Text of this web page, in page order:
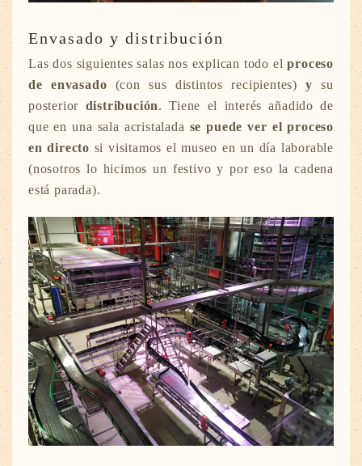
Envasado y distribución
Las dos siguientes salas nos explican todo el proceso
de envasado (con sus distintos recipientes)y su
posterior distribución. Tiene el interés añadido de
que en una sala acristalada se puede ver el proceso
en directo si visitamos el museo en un día laborable
(nosotros lo hicimos un festivo y por eso la cadena
está parada).